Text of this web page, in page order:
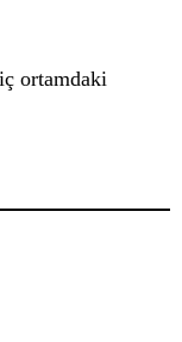
ortamdaki